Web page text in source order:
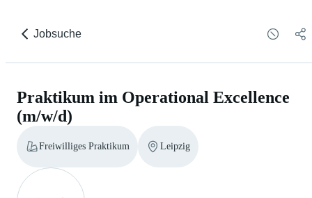
Jobsuche
Praktikum im Operational Excellence
(m/w/d)
Freiwilliges Praktikum Leipzig